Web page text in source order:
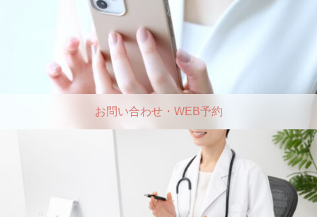
お問い合わせ・WEB予約